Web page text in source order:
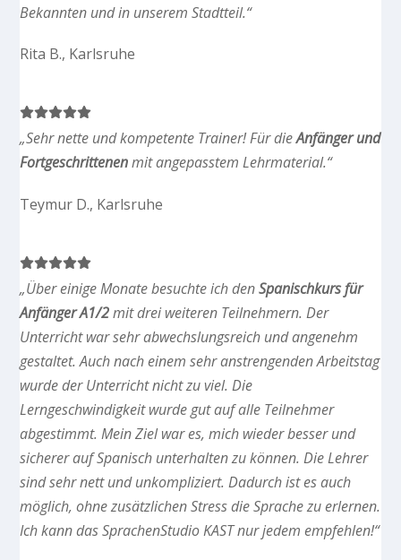
Bekannten und in unserem Stadtteil.“
Rita B., Karlsruhe
„Sehr nette und kompetente Trainer! Für dieAnfänger und
Fortgeschrittenenmit angepasstem Lehrmaterial.“
Teymur D., Karlsruhe
„Über einige Monate besuchte ich denSpanischkurs für
Anfänger A1/2mit drei weiteren Teilnehmern. Der
Unterricht war sehr abwechslungsreich und angenehm
gestaltet. Auch nach einem sehr anstrengenden Arbeitstag
wurde der Unterricht nicht zu viel. Die
Lerngeschwindigkeit wurde gut auf alle Teilnehmer
abgestimmt. Mein Ziel war es, mich wieder besser und
sicherer auf Spanisch unterhalten zu können. Die Lehrer
sind sehr nett und unkompliziert. Dadurch ist es auch
möglich, ohne zusätzlichen Stress die Sprache zu erlernen.
Ich kann das SprachenStudio KAST nur jedem empfehlen!“